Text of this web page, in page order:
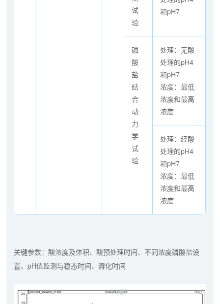
试
验
和pH7
磷
酸
盐
结
合
动
力
学
试
验
处理：无酸
处理的pH4
和pH7
浓度：最低
浓度和最高
浓度
处理：经酸
处理的pH4
和pH7
浓度：最低
浓度和最高
浓度
关键参数：酸浓度及体积、酸预处理时间、不同浓度磷酸盐设
置、pH值监测与稳态时间、孵化时间